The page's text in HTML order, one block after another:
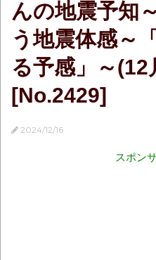
んの地震予知
う地震体感～
る予感」～(12
[No.2429]
2024/12/16
スポン